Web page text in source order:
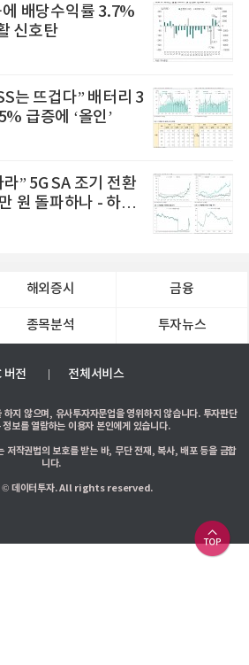
배당수익률 3.7%
신호탄
는 뜨겁다” 배터리 3
급증에 ‘올인’
” 5G SA 조기 전환
원 돌파하나 - 하나
해외증시 금융
종목분석 투자뉴스
버전 전체서비스
지 않으며, 유사투자자문업을 영위하지 않습니다. 투자판단
보를 열람하는 이용자 본인에게 있습니다.
저작권법의 보호를 받는 바, 무단 전재, 복사, 배포 등을 금합
니다.
데이터투자. All rights reserved.